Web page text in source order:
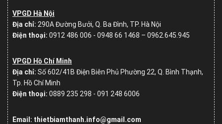
VPGD Hà Nội
Địa chỉ: 290A Đường Bưởi, Q. Ba Đình, TP. Hà Nội
Điện thoại: 0912 486 006 - 0948 66 1468 – 0962.645.945
VPGD Hồ Chí Minh
Địa chỉ: Số602/41B Điện Biên Phủ Phường 22, Q. Bình Thạnh,
Tp. Hồ Chí Minh
Điện thoại: 0889 235 298 - 091 248 6006
Email: thietbiamthanh.info@gmail.com